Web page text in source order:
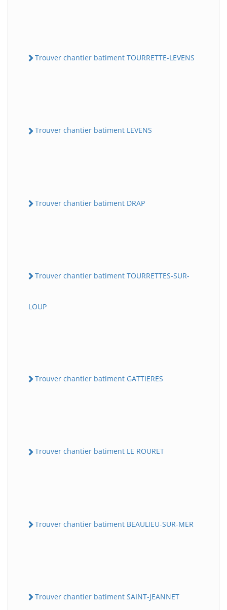
Trouver chantier batiment TOURRETTE-LEVENS
Trouver chantier batiment LEVENS
Trouver chantier batiment DRAP
Trouver chantier batiment TOURRETTES-SUR-
LOUP
Trouver chantier batiment GATTIERES
Trouver chantier batiment LE ROURET
Trouver chantier batiment BEAULIEU-SUR-MER
Trouver chantier batiment SAINT-JEANNET